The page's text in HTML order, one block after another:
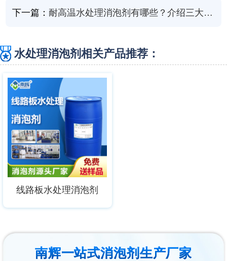
下一篇： 耐高温水处理消泡剂有哪些？介绍三大类型及适用场景
水处理消泡剂相关产品推荐：
线路板水处理消泡剂
南辉一站式消泡剂生产厂家